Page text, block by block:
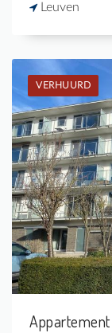
Leuven
VERHUURD
Appartement